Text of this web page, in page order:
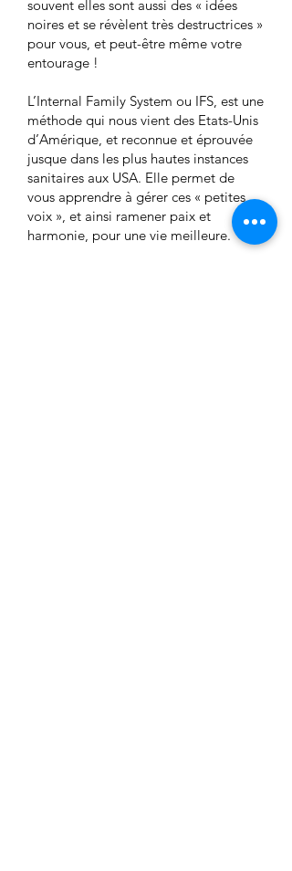
souvent elles sont aussi des « idées
noires et se révèlent très destructrices »
pour vous, et peut-être même votre
entourage !
L’Internal Family System ou IFS, est une
méthode qui nous vient des Etats-Unis
d’Amérique, et reconnue et éprouvée
jusque dans les plus hautes instances
sanitaires aux USA. Elle permet de
vous apprendre à gérer ces « petites
voix », et ainsi ramener paix et
harmonie, pour une vie meilleure.